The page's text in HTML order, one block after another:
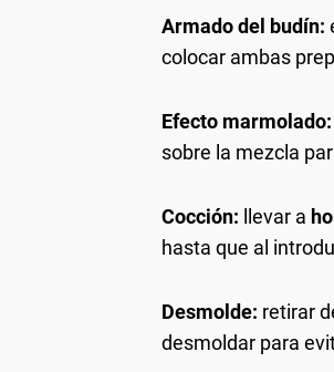
Armado del budín:
colocar ambas
Efecto marmolado:
sobre la mezcla
Cocción: llevar a
hasta que al
Desmolde: retirar
desmoldar para